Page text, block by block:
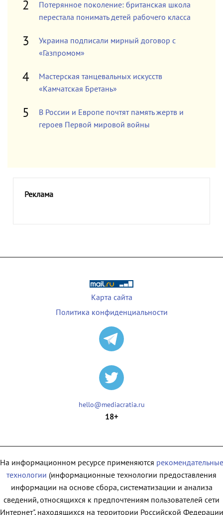
Потерянное поколение: британская школа
перестала понимать детей рабочего класса
Украина подписали мирный договор с
«Газпромом»
Мастерская танцевальных искусств
«Камчатская Бретань»
В России и Европе почтят память жертв и
героев Первой мировой войны
Реклама
Карта сайта
Политика конфиденциальности
hello@mediacratia.ru
18+
На информационном ресурсе применяются рекомендательные
технологии (информационные технологии предоставления
информации на основе сбора, систематизации и анализа
сведений, относящихся к предпочтениям пользователей сети
находящихся на территории Российской